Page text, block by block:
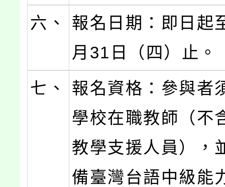
六、
報名日期：即日起
月31日（四）止。
七、
報名資格：參與者
學校在職教師（不
教學支援人員），
備臺灣台語中級能